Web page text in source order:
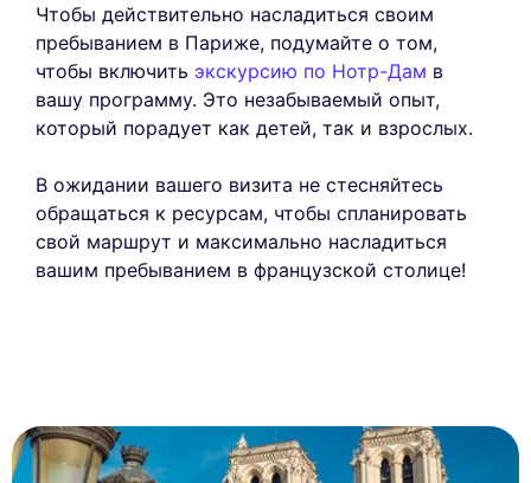
Чтобы действительно насладиться своим
пребыванием в Париже, подумайте о том,
чтобы включить экскурсию по Нотр-Дам в
вашу программу. Это незабываемый опыт,
который порадует как детей, так и взрослых.
В ожидании вашего визита не стесняйтесь
обращаться к ресурсам, чтобы спланировать
свой маршрут и максимально насладиться
вашим пребыванием в французской столице!